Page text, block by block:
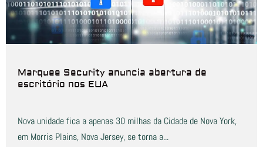
Marquee Security anuncia abertura de
escritório nos EUA
Nova unidade fica a apenas 30 milhas da Cidade de Nova York,
em Morris Plains, Nova Jersey, se torna a...